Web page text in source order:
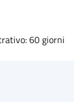
60 giorni